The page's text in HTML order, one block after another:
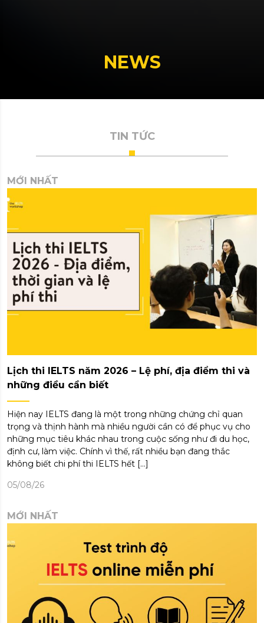
NEWS
TIN TỨC
MỚI NHẤT
Lịch thi IELTS năm 2026 – Lệ phí, địa điểm thi và
những điều cần biết
Hiện nay IELTS đang là một trong những chứng chỉ quan
trọng và thịnh hành mà nhiều người cần có để phục vụ cho
những mục tiêu khác nhau trong cuộc sống như đi du học,
định cư, làm việc. Chính vì thế, rất nhiều bạn đang thắc
không biết chi phí thi IELTS hết […]
05/08/26
MỚI NHẤT